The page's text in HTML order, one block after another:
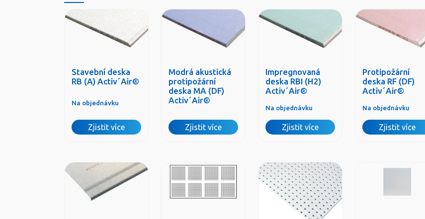
Stavební deska
RB (A) Activ´Air®
Na objednávku
Zjistit více
Modrá akustická
protipožární
deska MA (DF)
Activ´Air®
Zjistit více
Impregnovaná
deska RBI (H2)
Activ´Air®
Na objednávku
Zjistit více
Protipožární
deska RF (DF)
Activ´Air®
Na objednávku
Zjistit více